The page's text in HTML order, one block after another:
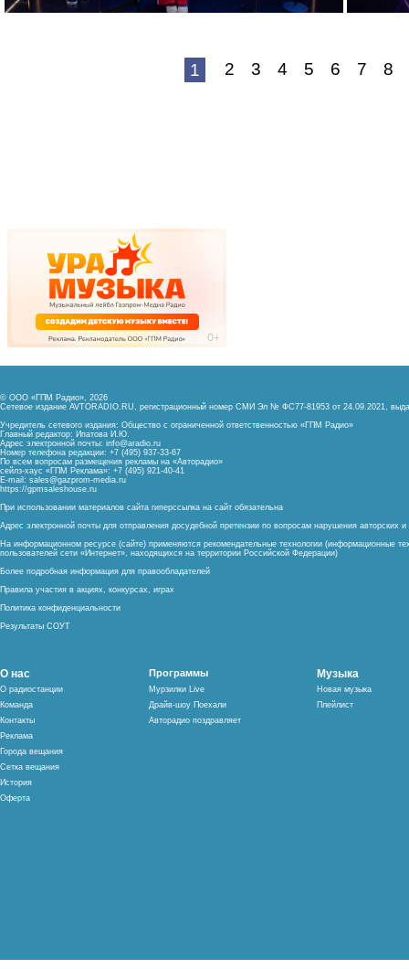
1 2 3 4 5 6 7 8
© ООО «ГПМ Радио», 2026
Сетевое издание AVTORADIO.RU, регистрационный номер СМИ Эл № ФС77-81953 от 24.09.2021,
Учредитель сетевого издания: Общество с ограниченной ответственностью «ГПМ Радио»
Главный редактор: Ипатова И.Ю.
Адрес электронной почты: info@aradio.ru
Номер телефона редакции: +7 (495) 937-33-67
По всем вопросам размещения рекламы на «Авторадио»
сейлз-хаус «ГПМ Реклама»: +7 (495) 921-40-41
E-mail: sales@gazprom-media.ru
https://gpmsaleshouse.ru
При использовании материалов сайта гиперссылка на сайт обязательна
Адрес электронной почты для отправления досудебной претензии по вопросам нарушения авторских
На информационном ресурсе (сайте) применяются рекомендательные технологии (информационные
пользователей сети «Интернет», находящихся на территории Российской Федерации)
Более подробная информация для правообладателей
Правила участия в акциях, конкурсах, играх
Политика конфиденциальности
Результаты СОУТ
О нас
О радиостанции
Команда
Контакты
Реклама
Города вещания
Сетка вещания
История
Оферта
Программы
Мурзилки Live
Драйв-шоу Поехали
Авторадио поздравляет
Музыка
Новая музыка
Плейлист